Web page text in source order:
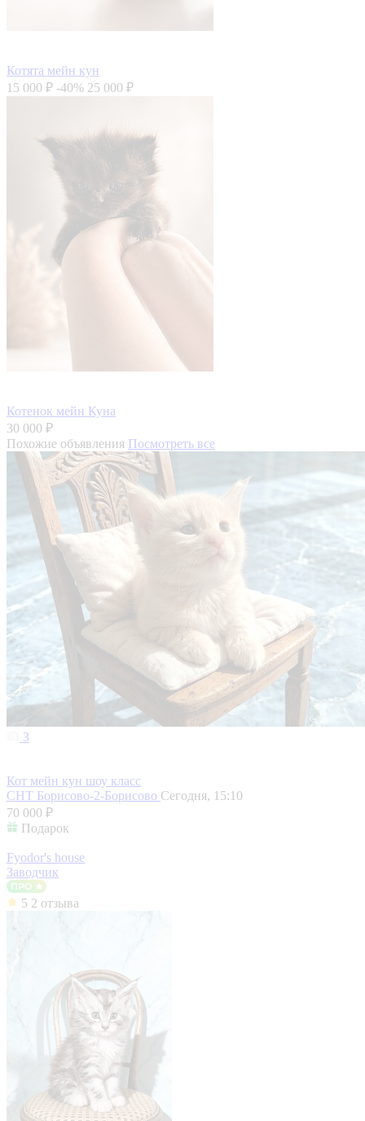
Котята мейн кун
15 000 ₽ -40% 25 000 ₽
Котенок мейн Куна
30 000 ₽
Похожие объявления Посмотреть все
3
Кот мейн кун шоу класс
СНТ Борисово-2-Борисово Сегодня, 15:10
70 000 ₽
Подарок
Fyodor's house
Заводчик
5 2 отзыва